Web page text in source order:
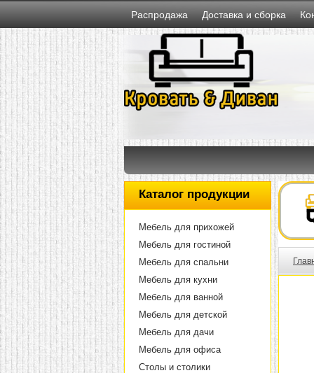
Распродажа Доставка и сборка
Каталог продукции
Мебель для прихожей
Мебель для гостиной
Мебель для спальни
Мебель для кухни
Мебель для ванной
Мебель для детской
Мебель для дачи
Мебель для офиса
Столы и столики